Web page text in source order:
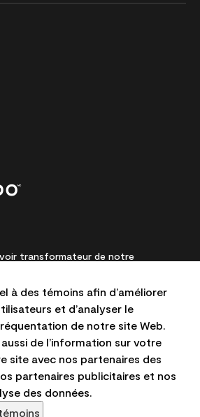
à des témoins afin d’améliorer
et d’analyser le
de notre site Web.
de l’information sur votre
site avec nos partenaires des
partenaires publicitaires et nos
des données.
transformateur de notre
priorité absolue. Nous
les limites de l’innovation et
pour l’obtention de résultats à long
l’expertise locale.
à l’écran et sur les documents
des couleurs en contenant.